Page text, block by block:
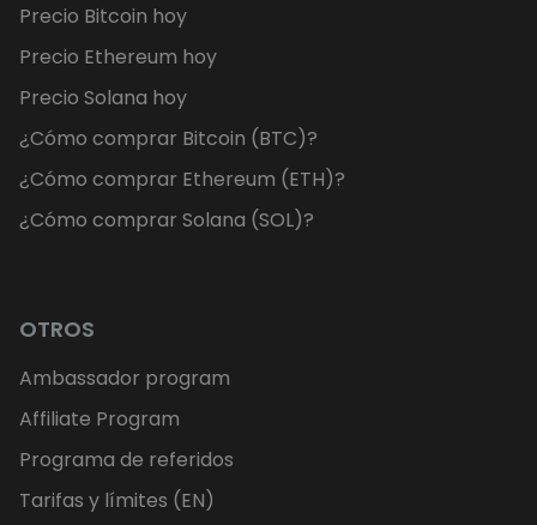
Precio Bitcoin hoy
Precio Ethereum hoy
Precio Solana hoy
¿Cómo comprar Bitcoin (BTC)?
¿Cómo comprar Ethereum (ETH)?
¿Cómo comprar Solana (SOL)?
OTROS
Ambassador program
Affiliate Program
Programa de referidos
Tarifas y límites (EN)